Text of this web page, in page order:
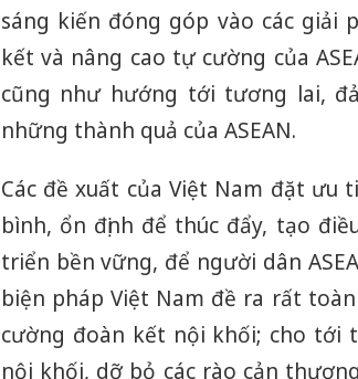
sáng kiến đóng góp vào các giải
kết và nâng cao tự cường của
cũng như hướng tới tương lai,
những thành quả của ASEAN.
Các đề xuất của Việt Nam đặt
bình, ổn định để thúc đẩy, tạo
triển bền vững, để người dân
biện pháp Việt Nam đề ra rất
cường đoàn kết nội khối; cho
nội khối, dỡ bỏ các rào cản